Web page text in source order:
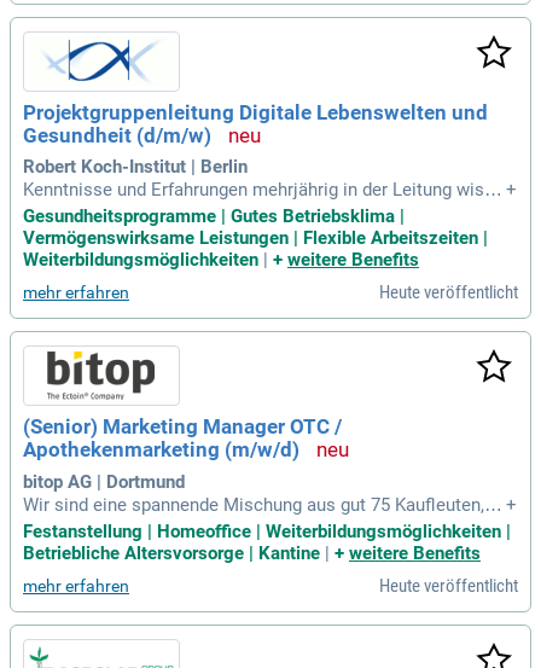
Projektgruppenleitung Digitale Lebenswelten und
Gesundheit (d/m/w)
Robert Koch-Institut | Berlin
Kenntnisse und Erfahrungen mehrjährig in der Leitung wisse
nschaftlicher Projekte in kleineren Teams und Arbeitsgrupp
en sowie in der Betreuung von Wissenschaftler/​-innen in frü
hen Karrierestufen im Bereich Public Health, Epidemiologie,
+
Gesundheitsprogramme | Gutes Betriebsklima |
Vermögenswirksame Leistungen | Flexible Arbeitszeiten |
Weiterbildungsmöglichkeiten
+ weitere Benefits
mehr erfahren Heute veröffentlicht
(Senior) Marketing Manager OTC /
Apothekenmarketing (m/w/d)
bitop AG | Dortmund
Wir sind eine spannende Mischung aus gut 75 Kaufleuten, N
aturwissenschaftlern, Ingenieuren und vielen weiteren Multit
alenten, die alle eine Leidenschaft für Extremolyte und unter
nehmerisches Denken teilen. Bist Du auch bald ein Teil uns
eres Teams?
+
Festanstellung | Homeoffice | Weiterbildungsmöglichkeiten |
Betriebliche Altersvorsorge | Kantine | + weitere Benefits
mehr erfahren Heute veröffentlicht